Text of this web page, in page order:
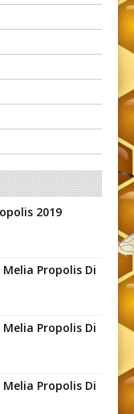
2019
Melia Propolis Di
Melia Propolis Di
Melia Propolis Di